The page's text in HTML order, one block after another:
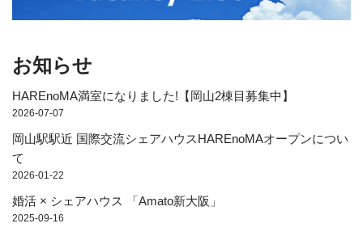
お知らせ
HAREnoMA満室になりました!【岡山2棟目募集中】
2026-07-07
岡山駅駅近 国際交流シェアハウスHAREnoMAオープンについ
て
2026-01-22
婚活 × シェアハウス 「Amato新大阪」
2025-09-16